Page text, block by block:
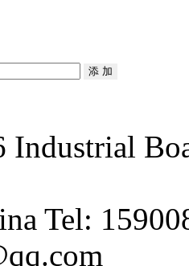
Industrial
Tel: